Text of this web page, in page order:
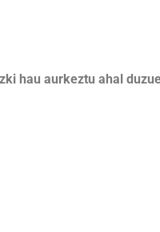
hau aurkeztu ahal